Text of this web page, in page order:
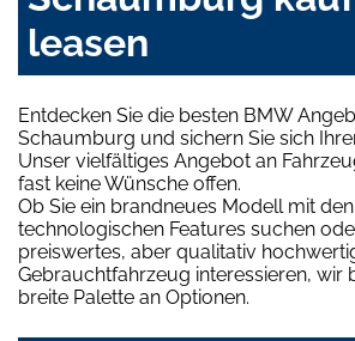
leasen
Entdecken Sie die besten BMW
Schaumburg und sichern Sie sich
Unser vielfältiges Angebot an
fast keine Wünsche offen.
Ob Sie ein brandneues Modell mit
technologischen Features suchen
preiswertes, aber qualitativ
Gebrauchtfahrzeug interessieren, wir
breite Palette an Optionen.